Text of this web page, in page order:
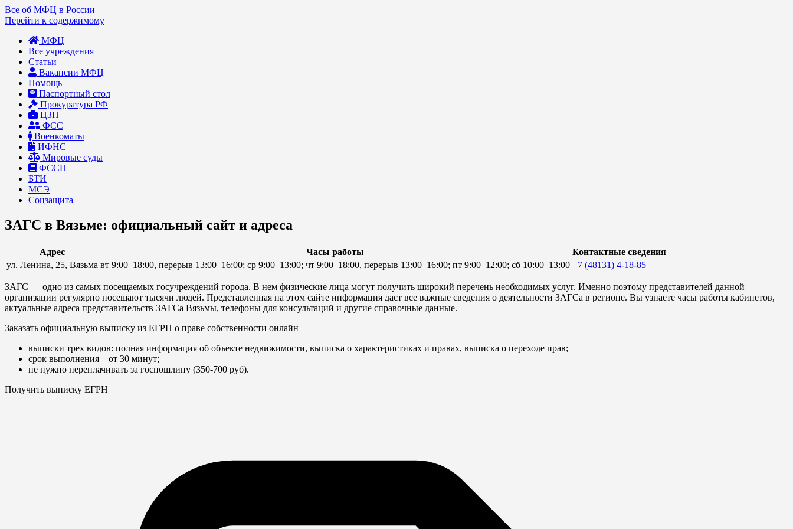
Все об МФЦ в России
Перейти к содержимому
МФЦ
Все учреждения
Статьи
Вакансии МФЦ
Помощь
Паспортный стол
Прокуратура РФ
ЦЗН
ФСС
Военкоматы
ИФНС
Мировые суды
ФССП
БТИ
МСЭ
Соцзащита
ЗАГС в Вязьме: официальный сайт и адреса
Адрес Часы работы
Контактные сведения
ул. Ленина, 25, Вязьма вт 9:00–18:00, перерыв 13:00–16:00; ср 9:00–13:00; чт 9:00–18:00, перерыв 13:00–16:00; пт 9:00–12:00; сб 10:00–13:00 +7 (48131) 4-18-85
ЗАГС — одно из самых посещаемых госучреждений города. В нем физические лица могут получить широкий перечень необходимых услуг. Именно поэтому представителей данной
организации регулярно посещают тысячи людей. Представленная на этом сайте информация даст все важные сведения о деятельности ЗАГСа в регионе. Вы узнаете часы работы кабинетов,
актуальные адреса представительств ЗАГСа Вязьмы, телефоны для консультаций и другие справочные данные.
Заказать официальную выписку из ЕГРН о праве собственности онлайн
выписки трех видов: полная информация об объекте недвижимости, выписка о характеристиках и правах, выписка о переходе прав;
срок выполнения – от 30 минут;
не нужно переплачивать за госпошлину (350-700 руб).
Получить выписку ЕГРН